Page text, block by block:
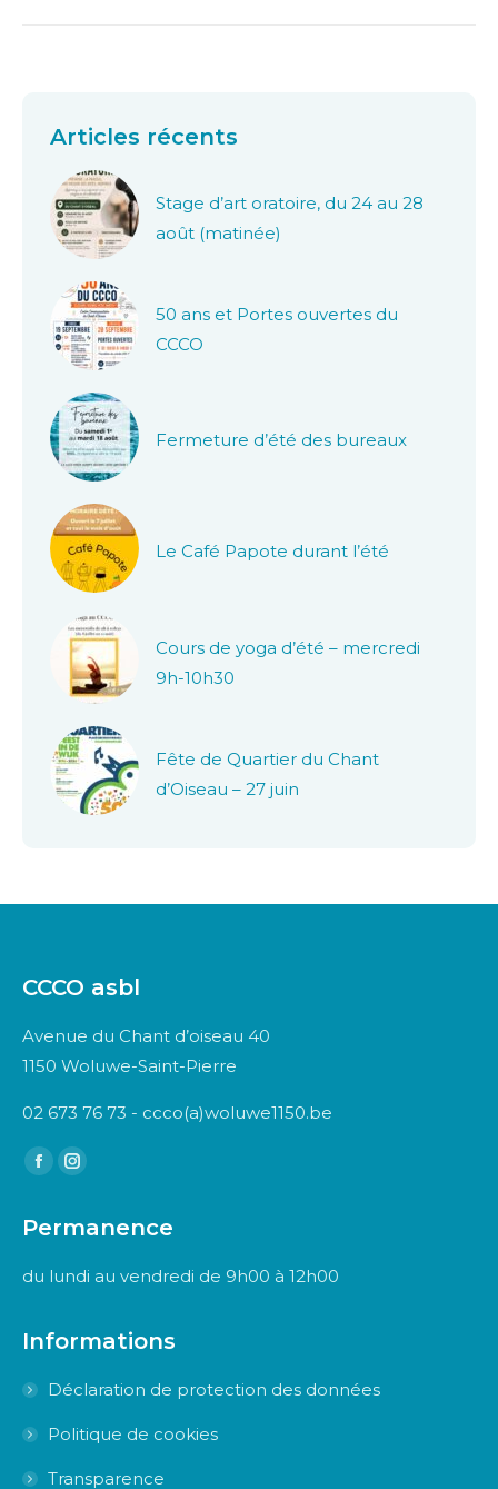
Articles récents
Stage d’art oratoire, du 24 au 28
août (matinée)
50 ans et Portes ouvertes du
CCCO
Fermeture d’été des bureaux
Le Café Papote durant l’été
Cours de yoga d’été – mercredi
9h-10h30
Fête de Quartier du Chant
d’Oiseau – 27 juin
CCCO asbl
Avenue du Chant d’oiseau 40
1150 Woluwe-Saint-Pierre
02 673 76 73 - ccco(a)woluwe1150.be
Trouvez nous sur :
Facebook
opens
Instagram
opens
Permanence
du lundi au vendredi de 9h00 à 12h00
Informations
Déclaration de protection des données
Politique de cookies
Transparence